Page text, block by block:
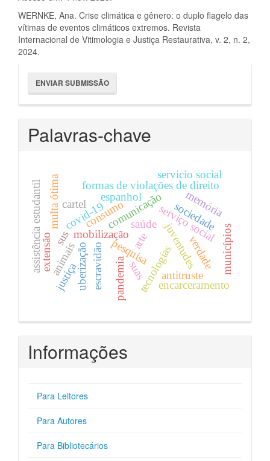
WERNKE, Ana. Crise climática e gênero: o duplo flagelo das
vítimas de eventos climáticos extremos. Revista
Internacional de Vitimologia e Justiça Restaurativa, v. 2, n. 2,
2024.
Enviar
Submissão
ENVIAR SUBMISSÃO
Palavras-chave
pesquisa
serviço social
juventudes
comunicação
mobilização
tecnologias
espanhol
escravidão encarceramento
covid-19
pandemia
arte
saúde
uberização
formas de violações de direito
cartel
antitruste
multa ótima sociedade
consumo
animais municípios
servicio social
justiça
memória
verdade
extensão sus
suas
assistência estudantil
Informações
Para Leitores
Para Autores
Para Bibliotecários